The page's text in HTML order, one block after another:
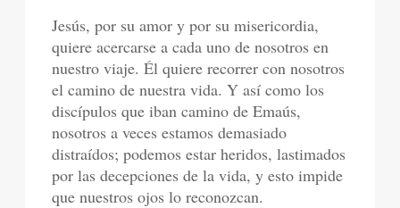
Jesús, por su amor y por su misericordia,
quiere acercarse a cada uno de nosotros en
nuestro viaje. Él quiere recorrer con nosotros
el camino de nuestra vida. Y así como los
discípulos que iban camino de Emaús,
nosotros a veces estamos demasiado
distraídos; podemos estar heridos, lastimados
por las decepciones de la vida, y esto impide
que nuestros ojos lo reconozcan.